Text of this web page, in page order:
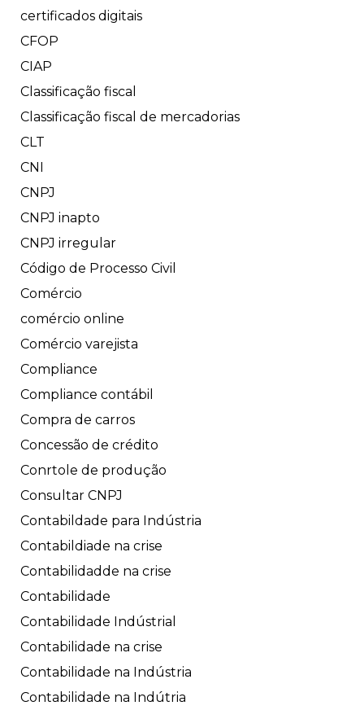
certificados digitais
CFOP
CIAP
Classificação fiscal
Classificação fiscal de mercadorias
CLT
CNI
CNPJ
CNPJ inapto
CNPJ irregular
Código de Processo Civil
Comércio
comércio online
Comércio varejista
Compliance
Compliance contábil
Compra de carros
Concessão de crédito
Conrtole de produção
Consultar CNPJ
Contabildade para Indústria
Contabildiade na crise
Contabilidadde na crise
Contabilidade
Contabilidade Indústrial
Contabilidade na crise
Contabilidade na Indústria
Contabilidade na Indútria